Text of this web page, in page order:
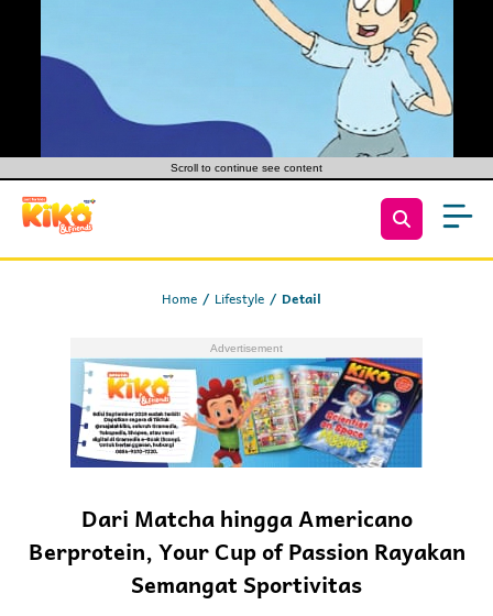
Scroll to continue see content
Home Lifestyle Detail
Dari Matcha hingga Americano
Berprotein, Your Cup of Passion Rayakan
Semangat Sportivitas